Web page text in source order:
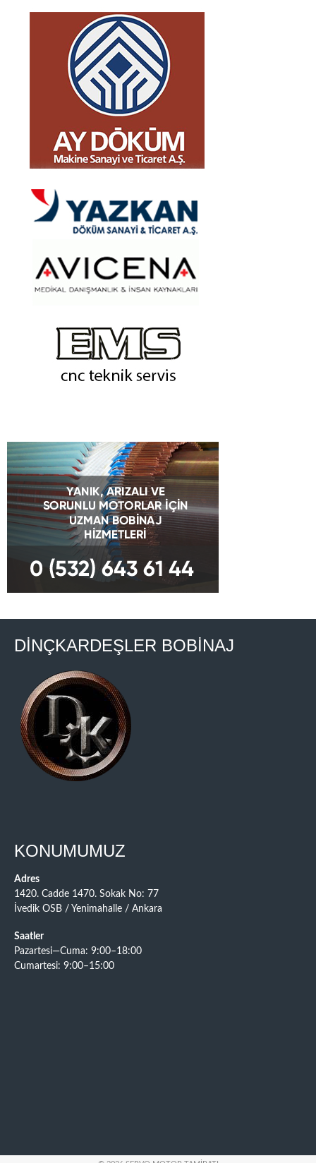
DİNÇKARDEŞLER BOBİNAJ
KONUMUMUZ
Adres
1420. Cadde 1470. Sokak No: 77
İvedik OSB / Yenimahalle / Ankara
Saatler
Pazartesi—Cuma: 9:00–18:00
Cumartesi: 9:00–15:00